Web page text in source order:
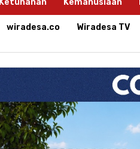
Ketuhanan Kemanusiaan
wiradesa.co Wiradesa TV